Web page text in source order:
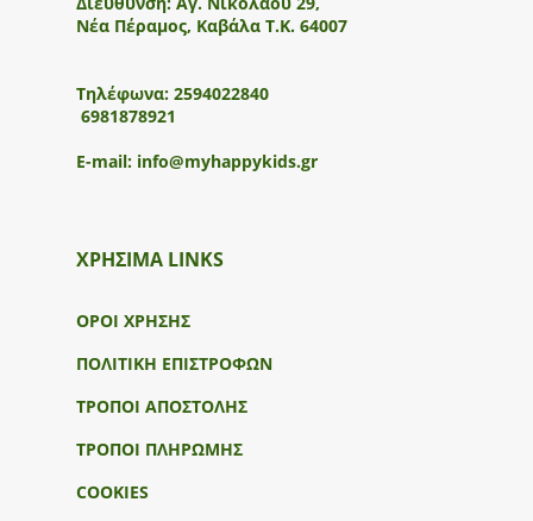
Νέα Πέραμος, Καβάλα Τ.Κ. 64007
Τηλέφωνα: 2594022840
6981878921
E-mail: info@myhappykids.gr
ΧΡΗΣΙΜΑ LINKS
ΟΡΟΙ ΧΡΗΣΗΣ
ΠΟΛΙΤΙΚΗ ΕΠΙΣΤΡΟΦΩΝ
ΤΡΟΠΟΙ ΑΠΟΣΤΟΛΗΣ
ΤΡΟΠΟΙ ΠΛΗΡΩΜΗΣ
COOKIES